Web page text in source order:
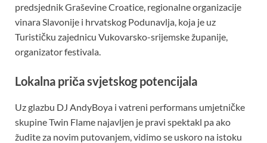
predsjednik Graševine Croatice, regionalne organizacije
vinara Slavonije i hrvatskog Podunavlja, koja je uz
Turističku zajednicu Vukovarsko-srijemske županije,
organizator festivala.
Lokalna priča svjetskog potencijala
Uz glazbu DJ AndyBoya i vatreni performans umjetničke
skupine Twin Flame najavljen je pravi spektakl pa ako
žudite za novim putovanjem, vidimo se uskoro na istoku